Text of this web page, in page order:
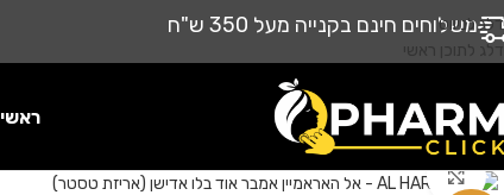
דלג לניווט
דלג לתוכן ראשי
משלוחים חינם בקנייה מעל 350 ש"ח
ראשי
לחץ להגדלה